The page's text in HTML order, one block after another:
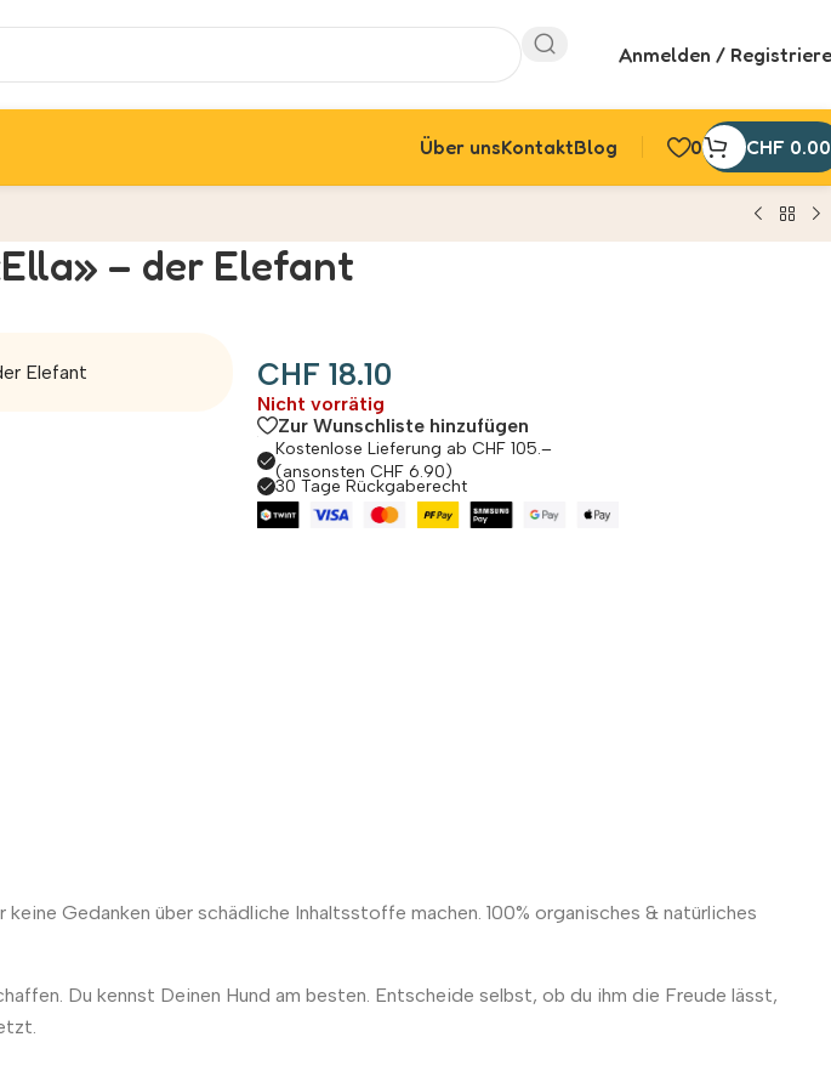
Anmelden /
Über unsKontaktBlog 0 CHF 0.00
– der Elefant
Elefant CHF 18.10
Nicht vorrätig
Zur Wunschliste hinzufügen
Kostenlose Lieferung ab CHF 105.–
(ansonsten CHF 6.90)
30 Tage Rückgaberecht
Gedanken über schädliche Inhaltsstoffe machen. 100% organisches & natürliches
Du kennst Deinen Hund am besten. Entscheide selbst, ob du ihm die Freude lässt,